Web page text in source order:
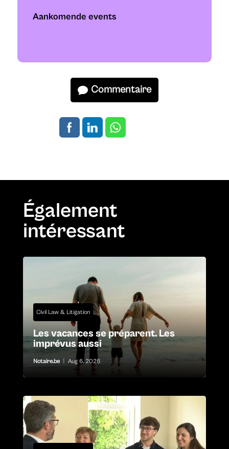
Aankomende events
Commentaire
Également
intéressant
Civil Law & Litigation
Les vacances se préparent. Les
imprévus aussi
Notaire.be Aug 6, 2026